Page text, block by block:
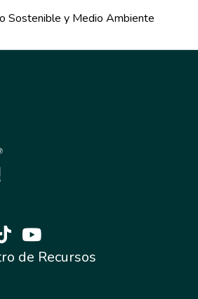
Sostenible y Medio Ambiente
de Recursos